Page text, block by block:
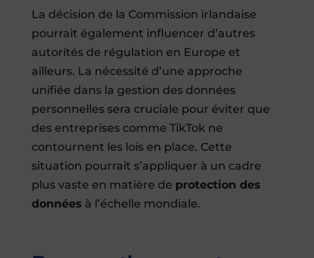
La décision de la Commission irlandaise
pourrait également influencer d’autres
autorités de régulation en Europe et
ailleurs. La nécessité d’une approche
unifiée dans la gestion des données
personnelles sera cruciale pour éviter que
des entreprises comme TikTok ne
contournent les lois en place. Cette
situation pourrait s’appliquer à un cadre
plus vaste en matière de protection des
données à l’échelle mondiale.